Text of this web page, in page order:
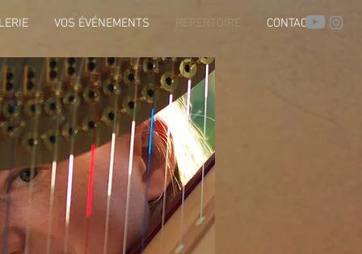
VOS ÉVÉNEMENTS RÉPERTOIRE CONTACT